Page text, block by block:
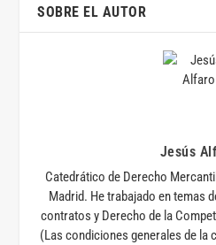
SOBRE EL AUTOR
Jesús
Catedrático de Derecho
Madrid. He trabajado en temas
contratos y Derecho de la
(Las condiciones generales de la